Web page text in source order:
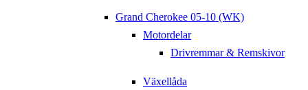
Grand Cherokee 05-10 (WK)
Motordelar
Drivremmar & Remskivor
Växellåda